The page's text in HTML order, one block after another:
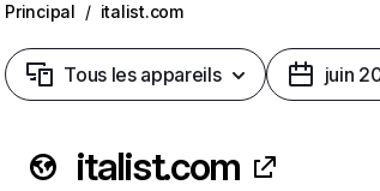
Principal / italist.com
Tous les appareils juin
italist.com